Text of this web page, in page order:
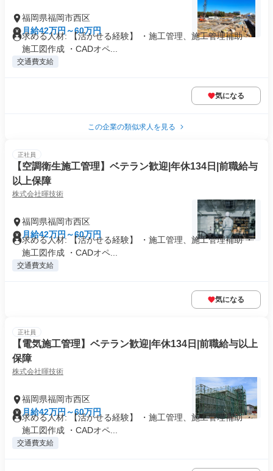
福岡県福岡市西区
月給42万円～60万円
求める人材: 【活かせる経験】 ・施工管理、施工管理補助 ・
施工図作成 ・CADオペ...
交通費支給
気になる
この企業の類似求人を見る
正社員
【空調衛生施工管理】ベテラン歓迎|年休134日|前職給与
以上保障
株式会社暉技術
福岡県福岡市西区
月給42万円～60万円
求める人材: 【活かせる経験】 ・施工管理、施工管理補助 ・
施工図作成 ・CADオペ...
交通費支給
気になる
正社員
【電気施工管理】ベテラン歓迎|年休134日|前職給与以上
保障
株式会社暉技術
福岡県福岡市西区
月給42万円～60万円
求める人材: 【活かせる経験】 ・施工管理、施工管理補助 ・
施工図作成 ・CADオペ...
交通費支給